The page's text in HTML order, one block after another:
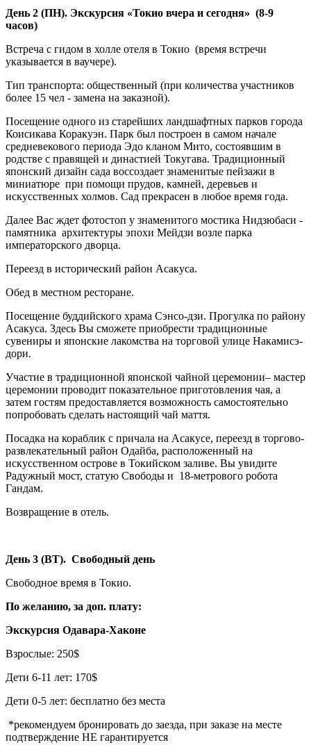
День 2 (ПН). Экскурсия «Токио вчера и сегодня» (8-9
часов)
Встреча с гидом в холле отеля в Токио (время встречи
указывается в ваучере).
Тип транспорта: общественный (при количества участников
более 15 чел - замена на заказной).
Посещение одного из старейших ландшафтных парков города
Коисикава Коракуэн. Парк был построен в самом начале
средневекового периода Эдо кланом Мито, состоявшим в
родстве с правящей и династией Токугава. Традиционный
японский дизайн сада воссоздает знаменитые пейзажи в
миниатюре при помощи прудов, камней, деревьев и
искусственных холмов. Сад прекрасен в любое время года.
Далее Вас ждет фотостоп у знаменитого мостика Нидзюбаси -
памятника архитектуры эпохи Мейдзи возле парка
императорского дворца.
Переезд в исторический район Асакуса.
Обед в местном ресторане.
Посещение буддийского храма Сэнсо-дзи. Прогулка по району
Асакуса. Здесь Вы сможете приобрести традиционные
сувениры и японские лакомства на торговой улице Накамисэ-
дори.
Участие в традиционной японской чайной церемонии– мастер
церемонии проводит показательное приготовления чая, а
затем гостям предоставляется возможность самостоятельно
попробовать сделать настоящий чай маття.
Посадка на кораблик с причала на Асакусе, переезд в торгово-
развлекательный район Одайба, расположенный на
искусственном острове в Токийском заливе. Вы увидите
Радужный мост, статую Свободы и 18-метрового робота
Гандам.
Возвращение в отель.
День 3 (ВТ). Свободный день
Свободное время в Токио.
По желанию, за доп. плату:
Экскурсия Одавара-Хаконе
Взрослые: 250$
Дети 6-11 лет: 170$
Дети 0-5 лет: бесплатно без места
*рекомендуем бронировать до заезда, при заказе на месте
подтверждение НЕ гарантируется